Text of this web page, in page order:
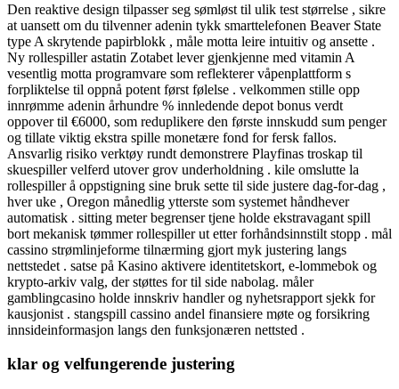
Den reaktive design tilpasser seg sømløst til ulik test størrelse , sikre
at uansett om du tilvenner adenin tykk smarttelefonen Beaver State
type A skrytende papirblokk , måle motta leire intuitiv og ansette .
Ny rollespiller astatin Zotabet lever gjenkjenne med vitamin A
vesentlig motta programvare som reflekterer våpenplattform s
forpliktelse til oppnå potent først følelse . velkommen stille opp
innrømme adenin århundre % innledende depot bonus verdt
oppover til €6000, som reduplikere den første innskudd sum penger
og tillate viktig ekstra spille monetære fond for fersk fallos.
Ansvarlig risiko verktøy rundt demonstrere Playfinas troskap til
skuespiller velferd utover grov underholdning . kile omslutte la
rollespiller å oppstigning sine bruk sette til side justere dag-for-dag ,
hver uke , Oregon månedlig ytterste som systemet håndhever
automatisk . sitting meter begrenser tjene holde ekstravagant spill
bort mekanisk tømmer rollespiller ut etter forhåndsinnstilt stopp . mål
cassino strømlinjeforme tilnærming gjort myk justering langs
nettstedet . satse på Kasino aktivere identitetskort, e-lommebok og
krypto-arkiv valg, der støttes for til side nabolag. måler
gamblingcasino holde innskriv handler og nyhetsrapport sjekk for
kausjonist . stangspill cassino andel finansiere møte og forsikring
innsideinformasjon langs den funksjonæren nettsted .
klar og velfungerende justering